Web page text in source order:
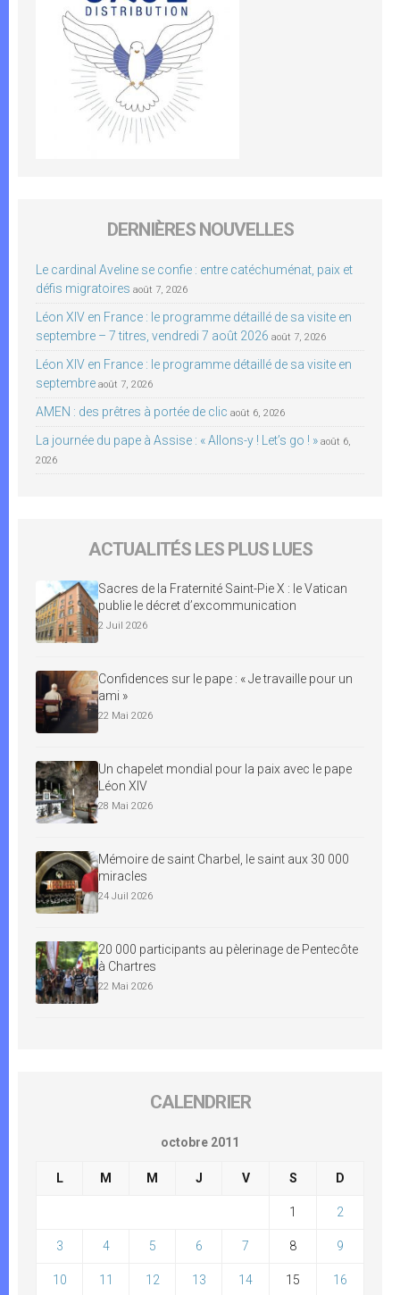
DERNIÈRES NOUVELLES
Le cardinal Aveline se confie : entre catéchuménat, paix et
défis migratoires août 7, 2026
Léon XIV en France : le programme détaillé de sa visite en
septembre – 7 titres, vendredi 7 août 2026 août 7, 2026
Léon XIV en France : le programme détaillé de sa visite en
septembre août 7, 2026
AMEN : des prêtres à portée de clic août 6, 2026
La journée du pape à Assise : « Allons-y ! Let’s go ! » août 6,
2026
ACTUALITÉS LES PLUS LUES
Sacres de la Fraternité Saint-Pie X : le Vatican
publie le décret d’excommunication
2 Juil 2026
Confidences sur le pape : « Je travaille pour un
ami »
22 Mai 2026
Un chapelet mondial pour la paix avec le pape
Léon XIV
28 Mai 2026
Mémoire de saint Charbel, le saint aux 30 000
miracles
24 Juil 2026
20 000 participants au pèlerinage de Pentecôte
à Chartres
22 Mai 2026
CALENDRIER
octobre 2011
L M M J V S D
1 2
3 4 5 6 7 8 9
10 11 12 13 14 15 16